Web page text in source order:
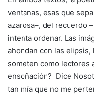
ventanas, esas que
azarosa–, del recuerdo
intenta ordenar. Las
ahondan con las
someten como lectores
ensoñación? Dice
tan mía que no me